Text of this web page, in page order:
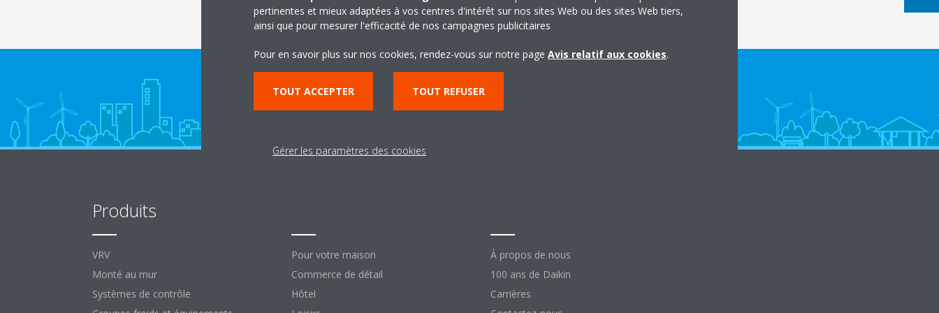
Produits
VRV
Monté au mur
Systèmes de contrôle
Pour votre maison
Commerce de détail
Hôtel
À propos de nous
100 ans de Daikin
Carrières
pertinentes et mieux adaptées à vos centres d'intérêt sur nos sites Web ou des sites Web tiers,
ainsi que pour mesurer l'efficacité de nos campagnes publicitaires
Pour en savoir plus sur nos cookies, rendez-vous sur notre page Avis relatif aux cookies.
TOUT ACCEPTER TOUT REFUSER
Gérer les paramètres des cookies